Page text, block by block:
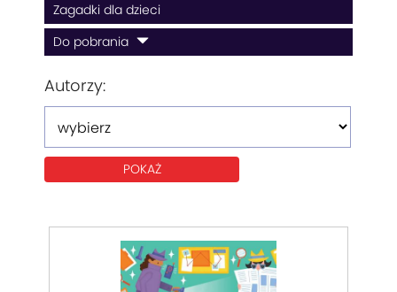
Zagadki dla dzieci
Do pobrania
Autorzy: